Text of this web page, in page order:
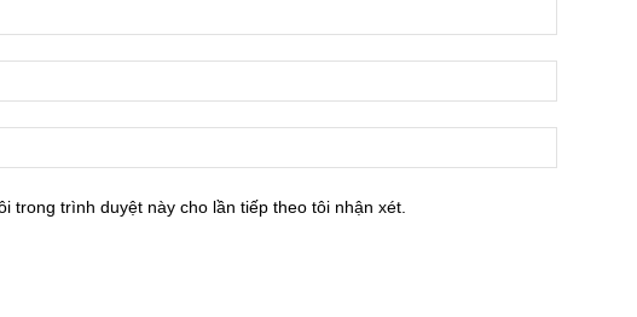
trong trình duyệt này cho lần tiếp theo tôi nhận xét.